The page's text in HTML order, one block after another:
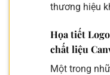
thương hiệu
Họa tiết
chất liệu
Một trong